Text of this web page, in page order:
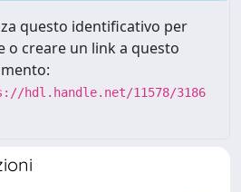
questo identificativo per
o creare un link a questo
hdl.handle.net/11578/3186